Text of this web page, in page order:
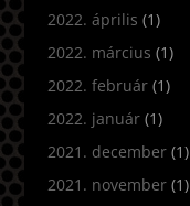
2022. április (1)
2022. március (1)
2022. február(1)
2022. január(1)
2021. december(1)
2021. november(1)